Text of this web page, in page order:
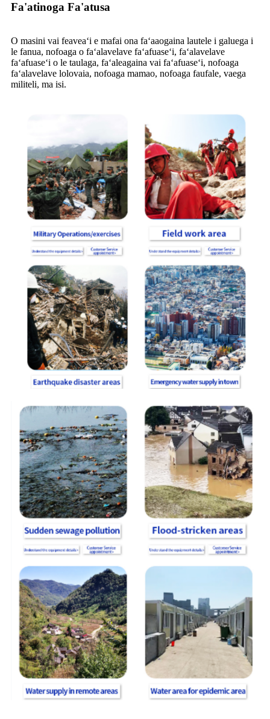
Fa'atinoga Fa'atusa
O masini vai feaveaʻi e mafai ona faʻaaogaina lautele i galuega i
le fanua, nofoaga o faʻalavelave faʻafuaseʻi, faʻalavelave
faʻafuaseʻi o le taulaga, faʻaleagaina vai faʻafuaseʻi, nofoaga
faʻalavelave lolovaia, nofoaga mamao, nofoaga faufale, vaega
militeli, ma isi.